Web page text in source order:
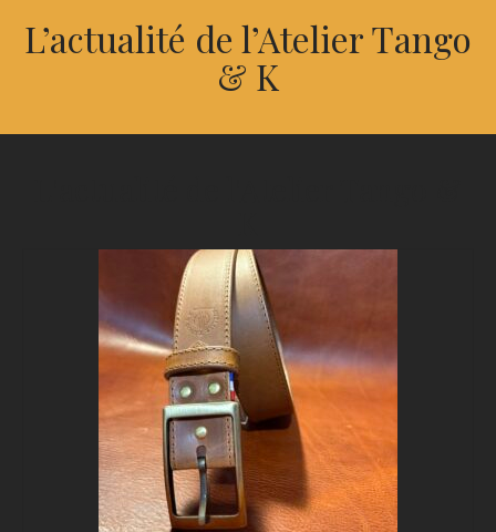
L’actualité de l’Atelier Tango
& K